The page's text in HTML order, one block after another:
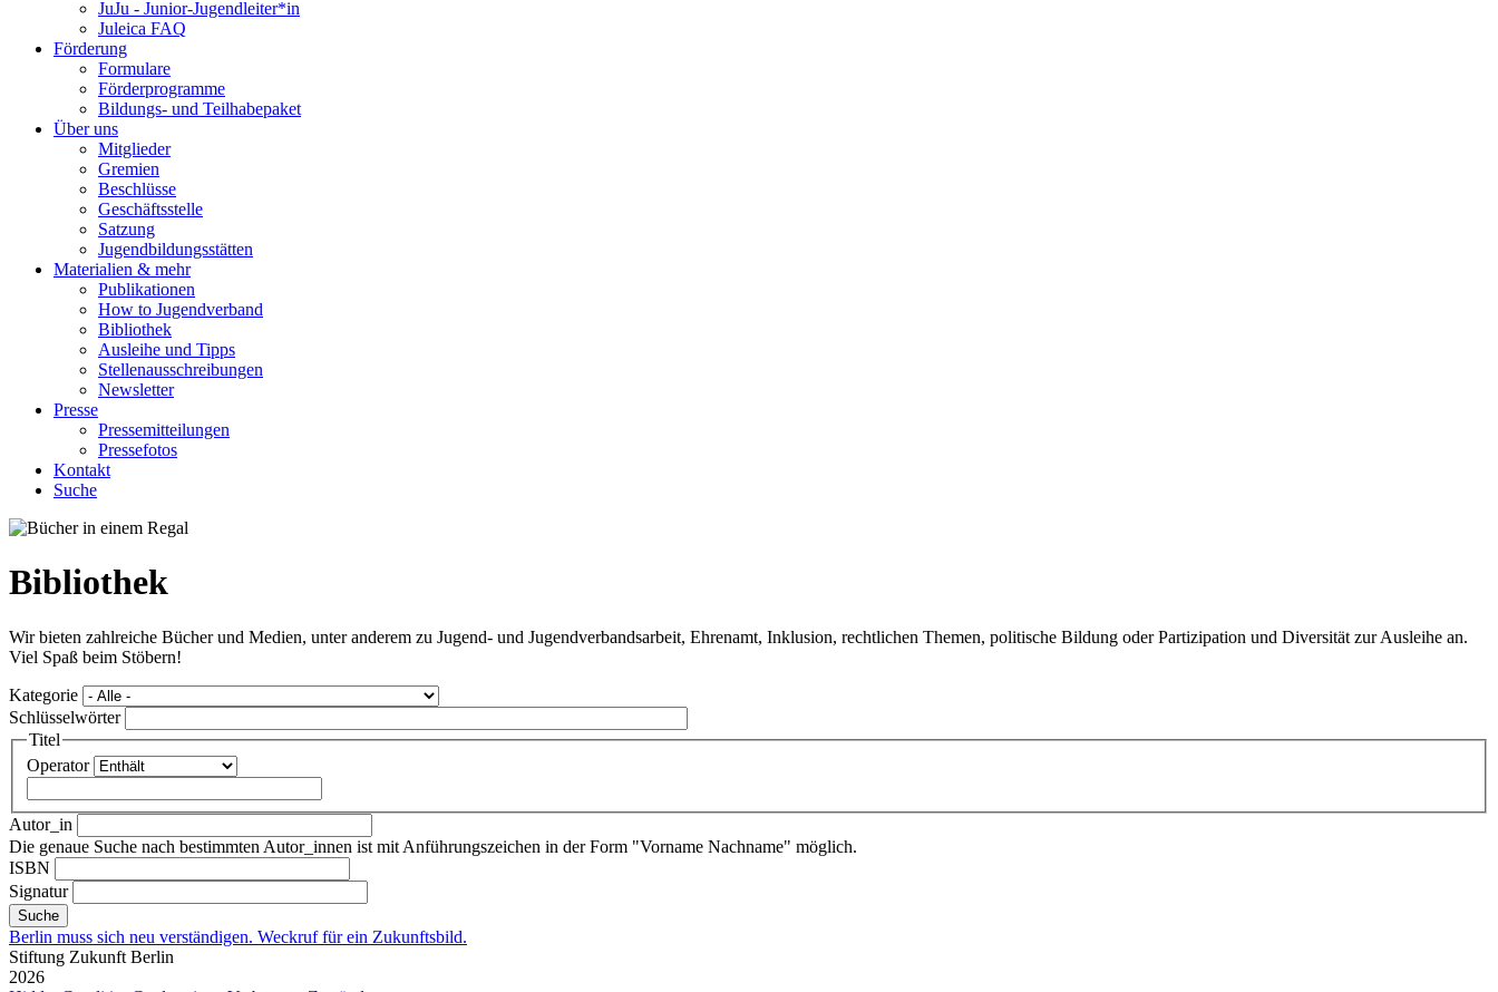
JuJu - Junior-Jugendleiter*in
Juleica FAQ
Förderung
Formulare
Förderprogramme
Bildungs- und Teilhabepaket
Über uns
Mitglieder
Gremien
Beschlüsse
Geschäftsstelle
Satzung
Jugendbildungsstätten
Materialien & mehr
Publikationen
How to Jugendverband
Bibliothek
Ausleihe und Tipps
Stellenausschreibungen
Newsletter
Presse
Pressemitteilungen
Pressefotos
Kontakt
Suche
Bibliothek
Wir bieten zahlreiche Bücher und Medien, unter anderem zu Jugend- und Jugendverbandsarbeit, Ehrenamt, Inklusion, rechtlichen Themen, politische Bildung oder Partizipation und Diversität zur Ausleihe an.
Viel Spaß beim Stöbern!
Kategorie
Schlüsselwörter
Titel
Operator
Autor_in
Die genaue Suche nach bestimmten Autor_innen ist mit Anführungszeichen in der Form "Vorname Nachname" möglich.
ISBN
Signatur
Berlin muss sich neu verständigen. Weckruf für ein Zukunftsbild.
Stiftung Zukunft Berlin
2026